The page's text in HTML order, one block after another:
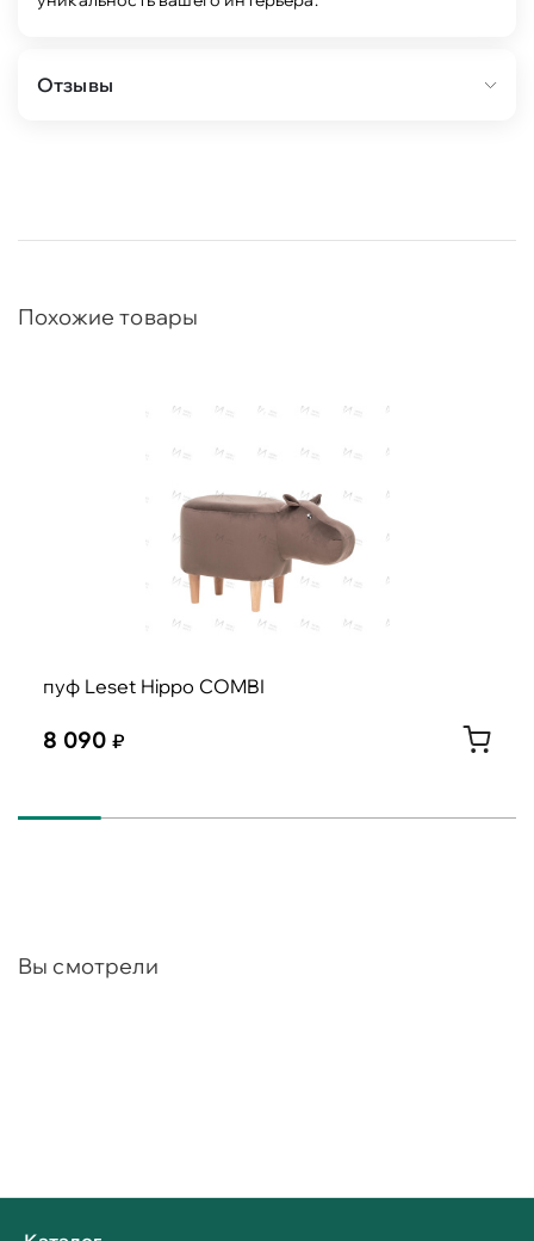
Отзывы
Похожие товары
пуф Leset Hippo COMBI
8 090
Вы смотрели